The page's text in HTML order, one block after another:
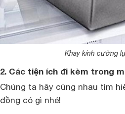
Khay kính cường
2. Các tiện ích đi kèm trong
Chúng ta hãy cùng nhau tìm
đồng có gì nhé!